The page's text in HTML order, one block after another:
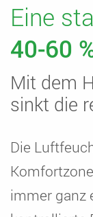
Eine
40-60
Mit dem
sinkt die
Die
immer ganz